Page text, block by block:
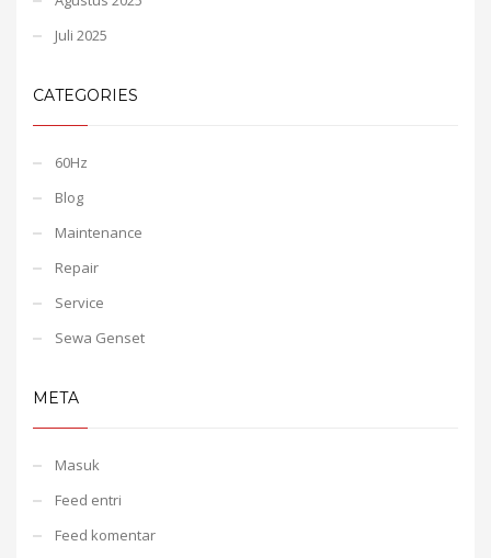
Juli 2025
CATEGORIES
60Hz
Blog
Maintenance
Repair
Service
Sewa Genset
META
Masuk
Feed entri
Feed komentar